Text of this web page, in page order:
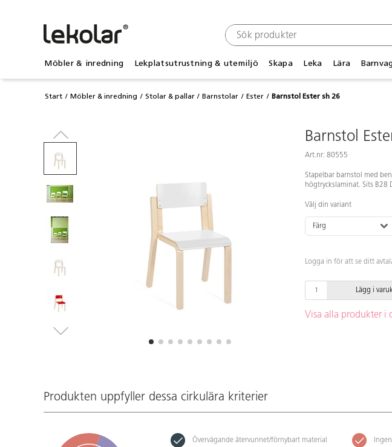
Möbler & inredning Lekplatsutrustning & utemiljö Skapa Leka Lära
Start Möbler & inredning Stolar & pallar Barnstolar Ester Barnstol Ester sh 26
Barnstol
Art.nr: 80555
Stapelbar barnstol med
högtryckslaminat. Sits B28
Välj din variant
Färg
Logga in för att se ditt
Lägg i
Visa alla produkter i
Produkten uppfyller dessa cirkulära kriterier
Övervägande återvunnet/förnybart material